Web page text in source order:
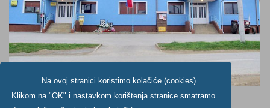
Na ovoj stranici koristimo kolačiće (cookies).
Klikom na "OK" i nastavkom korištenja stranice smatramo